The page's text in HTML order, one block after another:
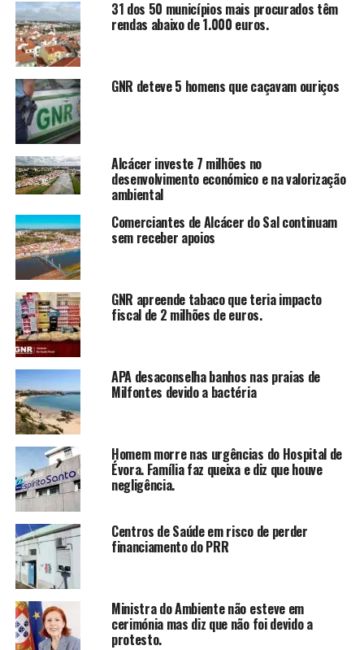
31 dos 50 municípios mais procurados têm
rendas abaixo de 1.000 euros.
GNR deteve 5 homens que caçavam ouriços
Alcácer investe 7 milhões no
desenvolvimento económico e na valorização
ambiental
Comerciantes de Alcácer do Sal continuam
sem receber apoios
GNR apreende tabaco que teria impacto
fiscal de 2 milhões de euros.
APA desaconselha banhos nas praias de
Milfontes devido a bactéria
Homem morre nas urgências do Hospital de
Évora. Família faz queixa e diz que houve
negligência.
Centros de Saúde em risco de perder
financiamento do PRR
Ministra do Ambiente não esteve em
cerimónia mas diz que não foi devido a
protesto.